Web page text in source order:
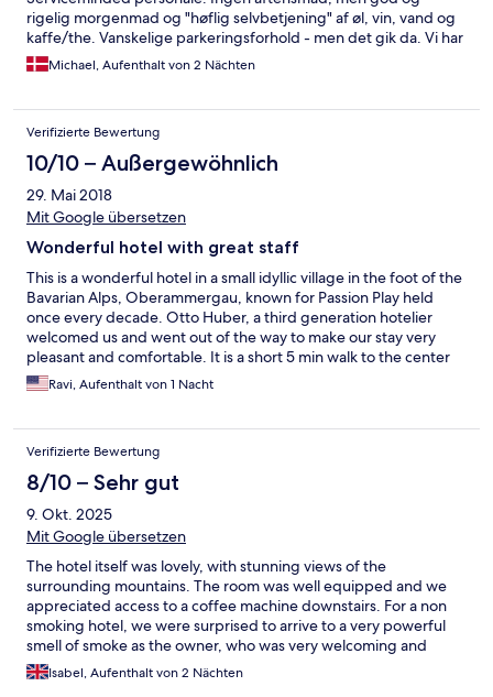
rigelig morgenmad og "høflig selvbetjening" af øl, vin, vand og
kaffe/the. Vanskelige parkeringsforhold - men det gik da. Vi har
boet i Oberammergau adskillige gange, og Gästehaus Otto
Huber kan klart anbefales.
Michael, Aufenthalt von 2 Nächten
Verifizierte Bewertung
10/10 – Außergewöhnlich
29. Mai 2018
Mit Google übersetzen
Wonderful hotel with great staff
This is a wonderful hotel in a small idyllic village in the foot of the
Bavarian Alps, Oberammergau, known for Passion Play held
once every decade. Otto Huber, a third generation hotelier
welcomed us and went out of the way to make our stay very
pleasant and comfortable. It is a short 5 min walk to the center
for nice restaurants, shops, and wonderful ice cream place.
Ravi, Aufenthalt von 1 Nacht
Verifizierte Bewertung
8/10 – Sehr gut
9. Okt. 2025
Mit Google übersetzen
The hotel itself was lovely, with stunning views of the
surrounding mountains. The room was well equipped and we
appreciated access to a coffee machine downstairs. For a non
smoking hotel, we were surprised to arrive to a very powerful
smell of smoke as the owner, who was very welcoming and
chatty, not to say interesting and so knowledgeable, smoked!
The blinds on the bedroom windows did not keep out the street
Isabel, Aufenthalt von 2 Nächten